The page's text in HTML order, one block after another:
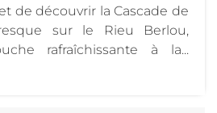
de découvrir la Cascade de
sur le Rieu Berlou,
rafraîchissante à la...